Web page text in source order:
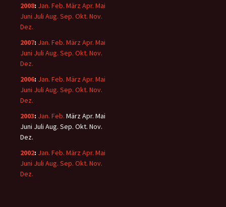
2008: Jan. Feb. März Apr. Mai
Juni Juli Aug. Sep. Okt. Nov.
Dez.
2007: Jan. Feb. März Apr. Mai
Juni Juli Aug. Sep. Okt. Nov.
Dez.
2006: Jan. Feb. März Apr. Mai
Juni Juli Aug. Sep. Okt. Nov.
Dez.
2003: Jan. Feb. MärzApr. Mai
Juni Juli Aug. Sep. Okt. Nov.
Dez.
2002: Jan. Feb. März Apr. Mai
Juni Juli Aug. Sep. Okt. Nov.
Dez.